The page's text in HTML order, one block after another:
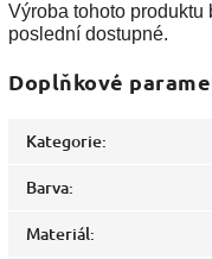
Výroba tohoto produktu
poslední dostupné.
Doplňkové
Kategorie:
Barva:
Materiál: